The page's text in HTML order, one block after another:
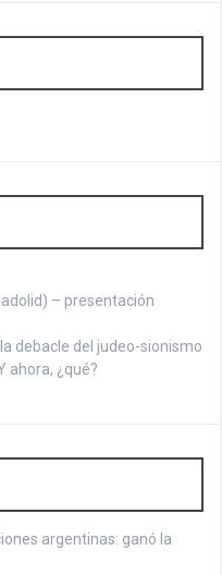
– presentación
debacle del judeo-sionismo
ahora, ¿qué?
argentinas: ganó la